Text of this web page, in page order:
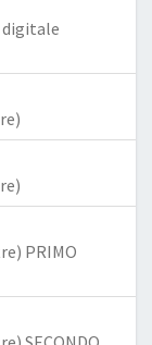
digitale
PRIMO